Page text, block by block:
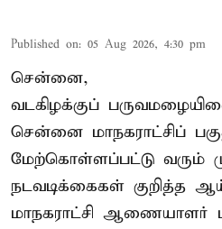
Published on: 05 Aug 2026, 4:30 pm
சென்னை,
வடகிழக்குப்
சென்னை மாநகராட்சிப்
மேற்கொள்ளப்பட்டு வரும்
நடவடிக்கைகள் குறித்த
மாநகராட்சி ஆணையாளர்